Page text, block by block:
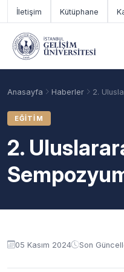
Ana içeriğe geç
İletişim Kütüphane
Anasayfa Haberler 2.
EĞITIM
2.
05 Kasım 2024 Son